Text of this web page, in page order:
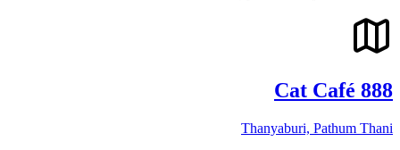
888 Cat Café
Thanyaburi, Pathum Thani